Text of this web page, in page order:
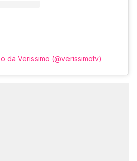
da Verissimo (@verissimotv)